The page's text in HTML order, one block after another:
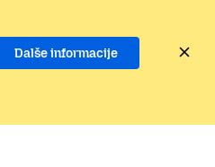
Dalše informacije